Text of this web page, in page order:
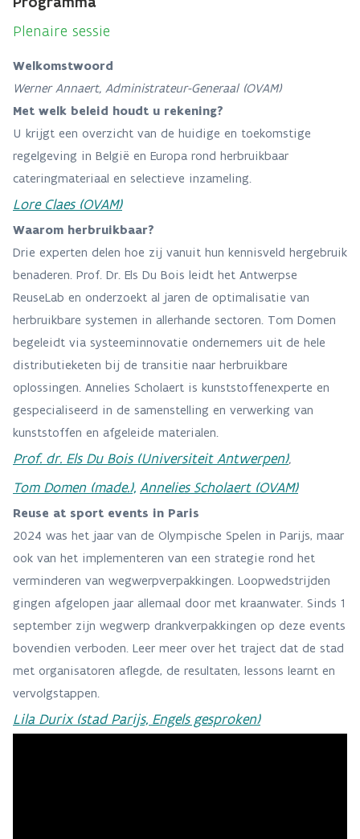
Plenaire sessie
Welkomstwoord
Werner Annaert, Administrateur-Generaal (OVAM)
Met welk beleid houdt u rekening?
U krijgt een overzicht van de huidige en toekomstige
regelgeving in België en Europa rond herbruikbaar
cateringmateriaal en selectieve inzameling.
Lore Claes (OVAM)
Waarom herbruikbaar?
Drie experten delen hoe zij vanuit hun kennisveld hergebruik
benaderen. Prof. Dr. Els Du Bois leidt het Antwerpse
ReuseLab en onderzoekt al jaren de optimalisatie van
herbruikbare systemen in allerhande sectoren. Tom Domen
begeleidt via systeeminnovatie ondernemers uit de hele
distributieketen bij de transitie naar herbruikbare
oplossingen. Annelies Scholaert is kunststoffenexperte en
gespecialiseerd in de samenstelling en verwerking van
kunststoffen en afgeleide materialen.
Prof. dr. Els Du Bois (Universiteit Antwerpen),
Tom Domen (made.), Annelies Scholaert (OVAM)
Reuse at sport events in Paris
2024 was het jaar van de Olympische Spelen in Parijs, maar
ook van het implementeren van een strategie rond het
verminderen van wegwerpverpakkingen. Loopwedstrijden
gingen afgelopen jaar allemaal door met kraanwater. Sinds 1
september zijn wegwerp drankverpakkingen op deze events
bovendien verboden. Leer meer over het traject dat de stad
met organisatoren aflegde, de resultaten, lessons learnt en
vervolgstappen.
Lila Durix (stad Parijs, Engels gesproken)